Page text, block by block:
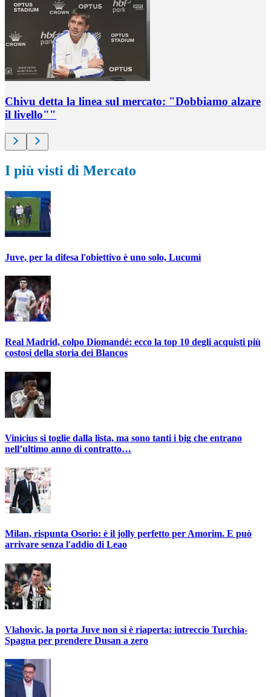
Chivu detta la linea sul mercato: "Dobbiamo alzare
il livello""
I più visti di Mercato
Juve, per la difesa l'obiettivo è uno solo, Lucumì
Real Madrid, colpo Diomandé: ecco la top 10 degli acquisti più
costosi della storia dei Blancos
Vinicius si toglie dalla lista, ma sono tanti i big che entrano
nell’ultimo anno di contratto…
Milan, rispunta Osorio: è il jolly perfetto per Amorim. E può
arrivare senza l'addio di Leao
Vlahovic, la porta Juve non si è riaperta: intreccio Turchia-
Spagna per prendere Dusan a zero